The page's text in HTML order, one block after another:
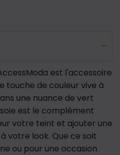
est l'accessoire
touche de couleur vive à
une nuance de vert
est le complément
votre teint et ajouter une
votre look. Que ce soit
ou pour une occasion